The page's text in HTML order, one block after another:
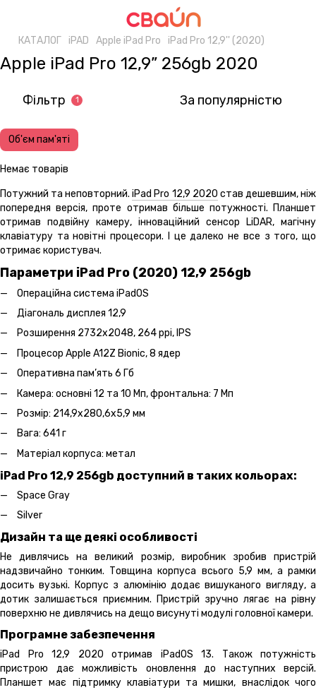
КАТАЛОГ iPAD Apple iPad Pro iPad Pro 12,9'' (2020)
Apple iPad Pro 12,9” 256gb 2020
Фільтр 1 За популярністю
Об'єм пам'яті
Немає товарів
Потужний та неповторний.iPad Pro 12,9 2020 став дешевшим, ніж
попередня версія, проте отримав більше потужності. Планшет
отримав подвійну камеру, інноваційний сенсор LiDAR, магічну
клавіатуру та новітні процесори. І це далеко не все з того, що
отримає користувач.
Параметри iPad Pro (2020) 12,9 256gb
Операційна система iPadOS
Діагональ дисплея 12,9
Розширення 2732х2048, 264 ррі, IPS
Процесор Apple A12Z Bionic, 8 ядер
Оперативна пам’ять 6 Гб
Камера: основні 12 та 10 Мп, фронтальна: 7 Мп
Розмір: 214,9х280,6х5,9 мм
Вага: 641 г
Матеріал корпуса: метал
iPad Pro 12,9 256gb доступний в таких кольорах:
Space Gray
Silver
Дизайн та ще деякі особливості
Не дивлячись на великий розмір, виробник зробив пристрій
надзвичайно тонким. Товщина корпуса всього 5,9 мм, а рамки
досить вузькі. Корпус з алюмінію додає вишуканого вигляду, а
дотик залишається приємним. Пристрій зручно лягає на рівну
поверхню не дивлячись на дещо висунуті модулі головної камери.
Програмне забезпечення
iPad Pro 12,9 2020 отримав iPadOS 13. Також потужність
пристрою дає можливість оновлення до наступних версій.
Планшет має підтримку клавіатури та мишки, внаслідок чого